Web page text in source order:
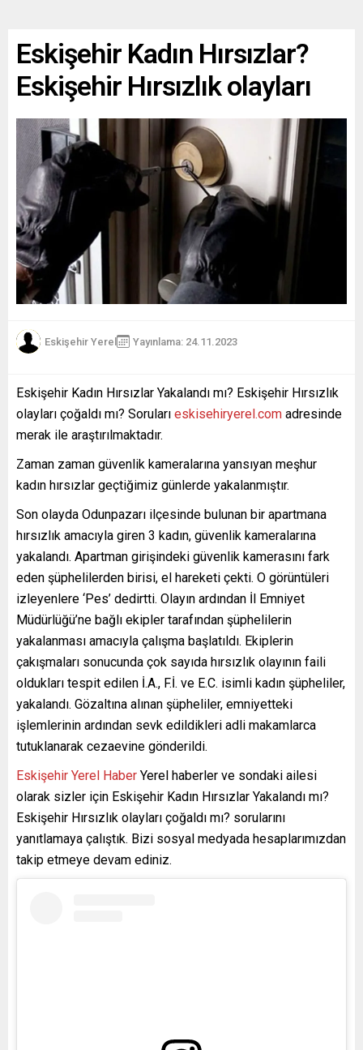
Eskişehir Kadın Hırsızlar?
Eskişehir Hırsızlık olayları
Eskişehir Yerel Yayınlama: 24.11.2023
Eskişehir Kadın Hırsızlar Yakalandı mı? Eskişehir Hırsızlık
olayları çoğaldı mı? Soruları eskisehiryerel.com adresinde
merak ile araştırılmaktadır.
Zaman zaman güvenlik kameralarına yansıyan meşhur
kadın hırsızlar geçtiğimiz günlerde yakalanmıştır.
Son olayda Odunpazarı ilçesinde bulunan bir apartmana
hırsızlık amacıyla giren 3 kadın, güvenlik kameralarına
yakalandı. Apartman girişindeki güvenlik kamerasını fark
eden şüphelilerden birisi, el hareketi çekti. O görüntüleri
izleyenlere ‘Pes’ dedirtti. Olayın ardından İl Emniyet
Müdürlüğü’ne bağlı ekipler tarafından şüphelilerin
yakalanması amacıyla çalışma başlatıldı. Ekiplerin
çakışmaları sonucunda çok sayıda hırsızlık olayının faili
oldukları tespit edilen İ.A., F.İ. ve E.C. isimli kadın şüpheliler,
yakalandı. Gözaltına alınan şüpheliler, emniyetteki
işlemlerinin ardından sevk edildikleri adli makamlarca
tutuklanarak cezaevine gönderildi.
Eskişehir Yerel Haber Yerel haberler ve sondaki ailesi
olarak sizler için Eskişehir Kadın Hırsızlar Yakalandı mı?
Eskişehir Hırsızlık olayları çoğaldı mı? sorularını
yanıtlamaya çalıştık. Bizi sosyal medyada hesaplarımızdan
takip etmeye devam ediniz.